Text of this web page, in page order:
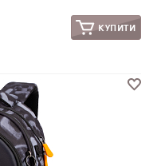
КУПИТИ